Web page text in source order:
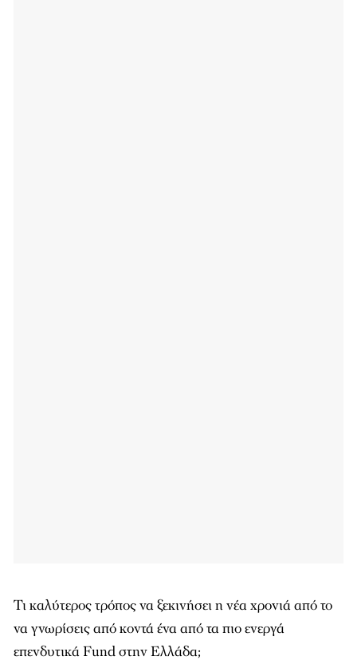
Τι καλύτερος τρόπος να ξεκινήσει η νέα χρονιά από το
να γνωρίσεις από κοντά ένα από τα πιο ενεργά
επενδυτικά Fund στην Ελλάδα;